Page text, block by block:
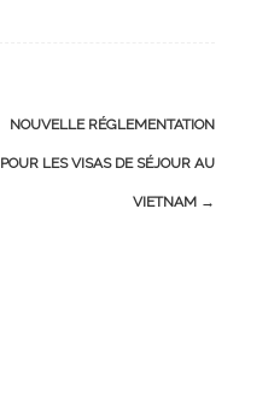
NOUVELLE RÉGLEMENTATION
POUR LES VISAS DE SÉJOUR AU
VIETNAM →